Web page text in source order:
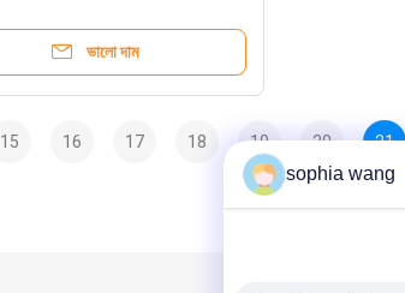
ভালো দাম
15 16 17 18 19 20 21
sophia wang